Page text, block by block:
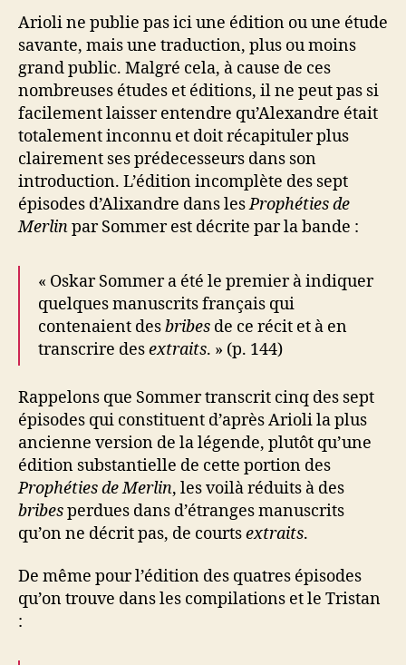
Arioli ne publie pas ici une édition ou une étude
savante, mais une traduction, plus ou moins
grand public. Malgré cela, à cause de ces
nombreuses études et éditions, il ne peut pas si
facilement laisser entendre qu’Alexandre était
totalement inconnu et doit récapituler plus
clairement ses prédecesseurs dans son
introduction. L’édition incomplète des sept
épisodes d’Alixandre dans lesProphéties de
Merlinpar Sommer est décrite par la bande :
« Oskar Sommer a été le premier à indiquer
quelques manuscrits français qui
contenaient desbribes de ce récit et à en
transcrire desextraits. » (p. 144)
Rappelons que Sommer transcrit cinq des sept
épisodes qui constituent d’après Arioli la plus
ancienne version de la légende, plutôt qu’une
édition substantielle de cette portion des
Prophéties de Merlin, les voilà réduits à des
bribesperdues dans d’étranges manuscrits
qu’on ne décrit pas, de courtsextraits.
De même pour l’édition des quatres épisodes
qu’on trouve dans les compilations et le Tristan
: